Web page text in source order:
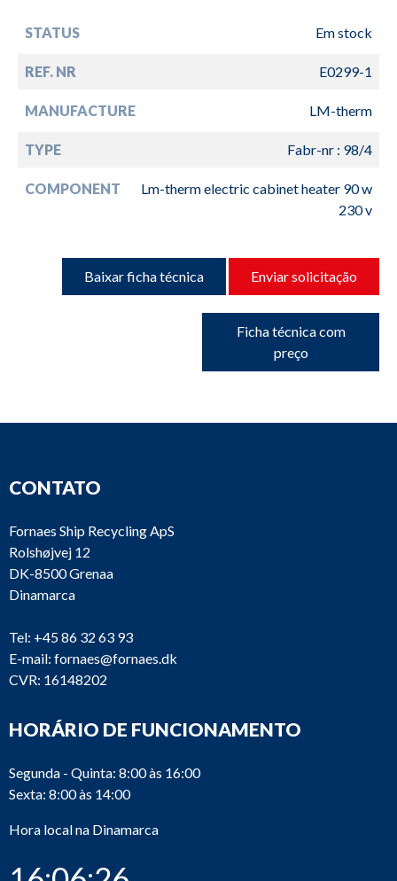
STATUS Em stock
REF. NR E0299-1
MANUFACTURE LM-therm
TYPE Fabr-nr : 98/4
COMPONENT
Lm-therm electric cabinet heater 90 w
230 v
Baixar ficha técnica Enviar solicitação
Ficha técnica com
preço
CONTATO
Fornaes Ship Recycling ApS
Rolshøjvej 12
DK-8500 Grenaa
Dinamarca
Tel: +45 86 32 63 93
E-mail: fornaes@fornaes.dk
CVR: 16148202
HORÁRIO DE FUNCIONAMENTO
Segunda - Quinta: 8:00 às 16:00
Sexta: 8:00 às 14:00
Hora local na Dinamarca